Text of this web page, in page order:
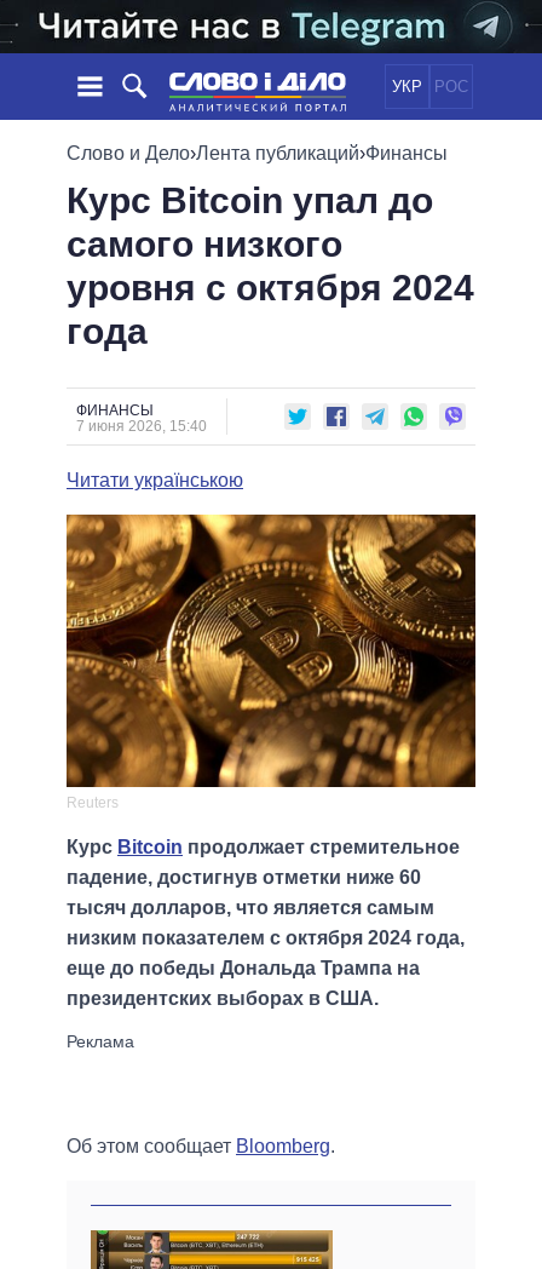
УКР РОС
НОВОСТИ
ЛЕНТА
СОБЫТИЯ
СТАТЬИ
МНЕНИЯ
ОБЗОРЫ
ДАЙДЖЕСТЫ
ПОЛИТИКА
ЭКОНОМИКА
ОБЩЕСТВО
ОБЕЩАНИЯ
ПОЛИТИКИ
ВСЕ ПОЛИТИКИ
ПРЕЗИДЕНТ И ОФИС
ВЕРХОВНАЯ РАДА
КАБИНЕТ МИНИСТРОВ
МЭРЫ
ВСЕ ПЕРСОНЫ
ИНФОГРАФИКА
ПОДДЕРЖАТЬ
СРАВНЕНИЕ ПОЛИТИКОВ
Слово и Дело›Лента публикаций›Финансы
Курс Bitcoin упал до
самого низкого
уровня с октября 2024
года
ФИНАНСЫ
7 июня 2026, 15:40
Читати українською
Reuters
Курс Bitcoin продолжает стремительное
падение, достигнув отметки ниже 60
тысяч долларов, что является самым
низким показателем с октября 2024 года,
еще до победы Дональда Трампа на
президентских выборах в США.
Об этом сообщает Bloomberg.